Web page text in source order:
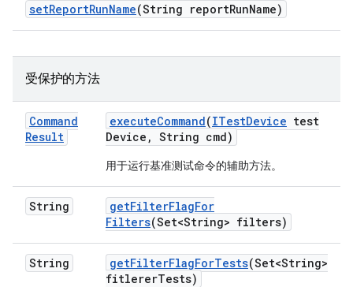
setReportRunName(String reportRunName)
受保护的方法
Command
Result
executeCommand(ITestDevice test
Device , String cmd)
用于运行基准测试命令的辅助方法。
String getFilterFlagFor
Filters(Set<String> filters)
String getFilterFlagForTests(Set<String>
fitlererTests)